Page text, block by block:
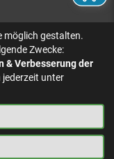
NACH OBEN
möglich gestalten.
Zwecke:
& Verbesserung der
jederzeit unter